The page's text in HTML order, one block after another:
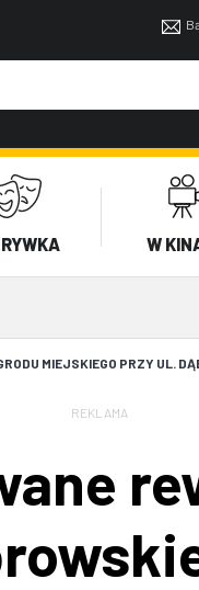
W
MIEJSKIEGO PRZY UL.
REKLAMA